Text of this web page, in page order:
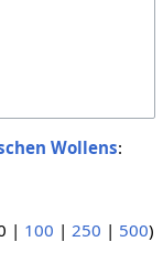
Wollens:
| 100 | 250 | 500)